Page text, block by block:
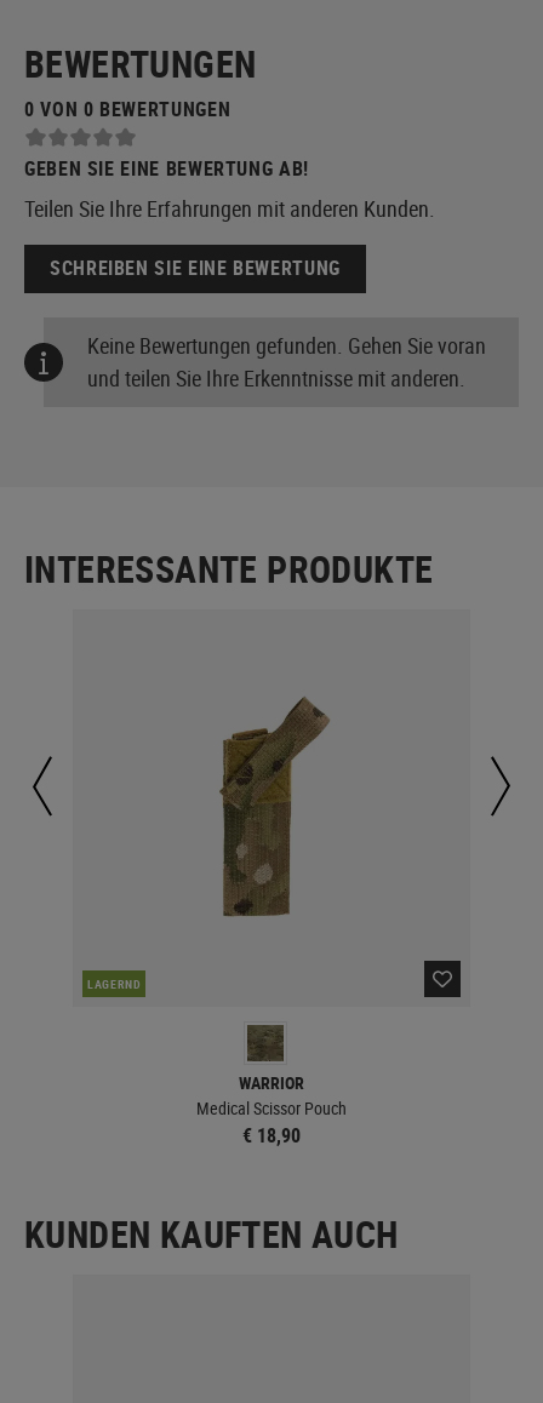
BEWERTUNGEN
0 VON 0 BEWERTUNGEN
GEBEN SIE EINE BEWERTUNG AB!
Teilen Sie Ihre Erfahrungen mit anderen Kunden.
SCHREIBEN SIE EINE BEWERTUNG
Keine Bewertungen gefunden. Gehen Sie voran
und teilen Sie Ihre Erkenntnisse mit anderen.
INTERESSANTE PRODUKTE
LAGERND
WARRIOR
Medical Scissor Pouch
€ 18,90
KUNDEN KAUFTEN AUCH